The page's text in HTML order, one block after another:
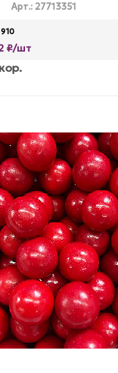
Арт.: 27713351
910
₽/шт